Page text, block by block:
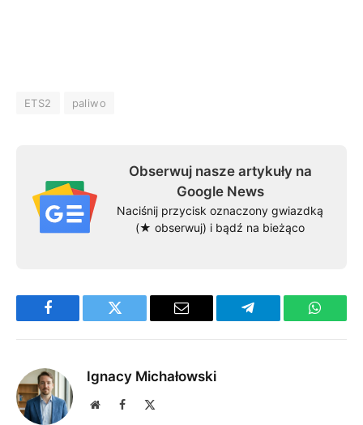
ETS2 paliwo
Obserwuj nasze artykuły na
Google News
Naciśnij przycisk oznaczony gwiazdką
(★ obserwuj) i bądź na bieżąco
Facebook Twitter Email Telegram
Ignacy Michałowski
WebsiteFacebook